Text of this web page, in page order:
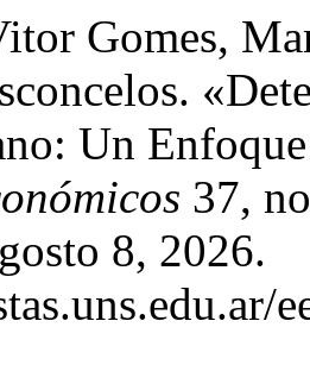
Gomes,
Un
37,
8, 2026.